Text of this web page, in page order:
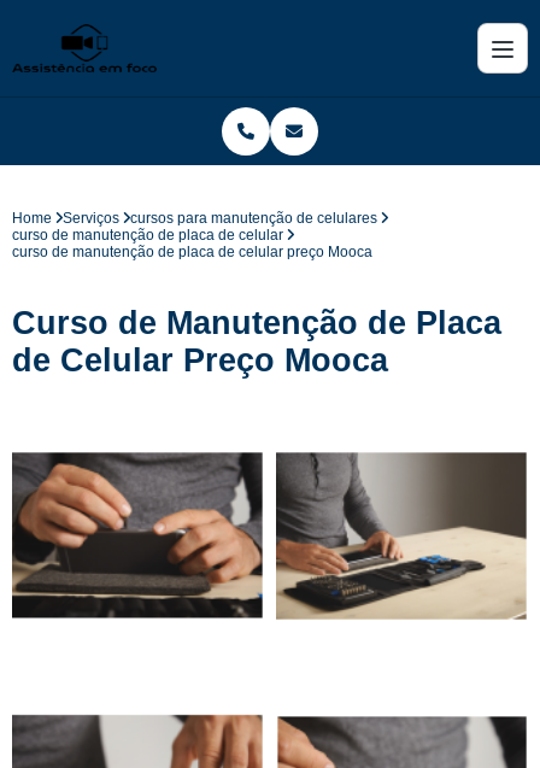
Home Serviços
cursos para manutenção de celulares
curso de manutenção de placa de celular
curso de manutenção de placa de celular preço Mooca
Curso de Manutenção de Placa
de Celular Preço Mooca